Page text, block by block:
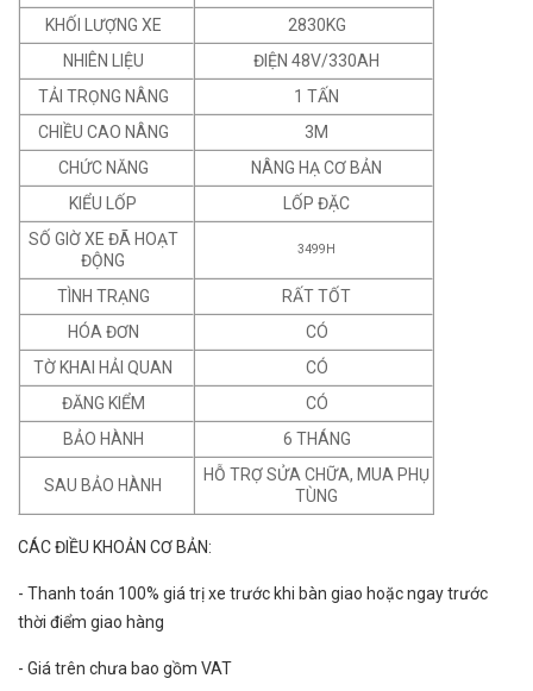
KHỐI LƯỢNG XE
2830KG
NHIÊN LIỆU
ĐIỆN 48V/330AH
TẢI TRỌNG NÂNG
1 TẤN
CHIỀU CAO NÂNG
3M
CHỨC NĂNG
NÂNG HẠ CƠ BẢN
KIỂU LỐP
LỐP ĐẶC
SỐ GIỜ XE ĐÃ HOẠT
ĐỘNG
3499H
TÌNH TRẠNG
RẤT TỐT
HÓA ĐƠN
CÓ
TỜ KHAI HẢI QUAN
CÓ
ĐĂNG KIỂM
CÓ
BẢO HÀNH
6 THÁNG
SAU BẢO HÀNH
HỖ TRỢ SỬA CHỮA, MUA PHỤ
TÙNG
CÁC ĐIỀU KHOẢN CƠ BẢN:
- Thanh toán 100% giá trị xe trước khi bàn giao hoặc ngay trước
thời điểm giao hàng
- Giá trên chưa bao gồm VAT